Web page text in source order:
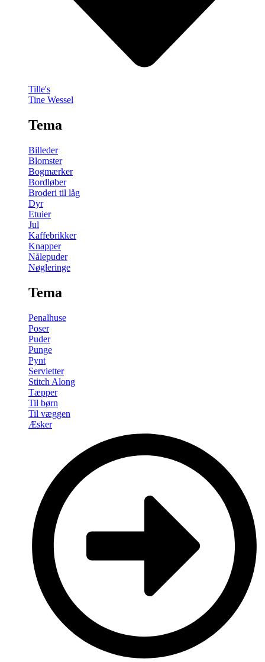
Tille's
Tine Wessel
Tema
Billeder
Blomster
Bogmærker
Bordløber
Broderi til låg
Dyr
Etuier
Jul
Kaffebrikker
Knapper
Nålepuder
Nøgleringe
Tema
Penalhuse
Poser
Puder
Punge
Pynt
Servietter
Stitch Along
Tæpper
Til børn
Til væggen
Æsker